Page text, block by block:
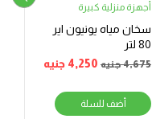
أجهزة منزلية كبيرة
سخان مياه يونيون اير
80 لتر
4,675جنيه 4,250 جنيه
أضف للسلة